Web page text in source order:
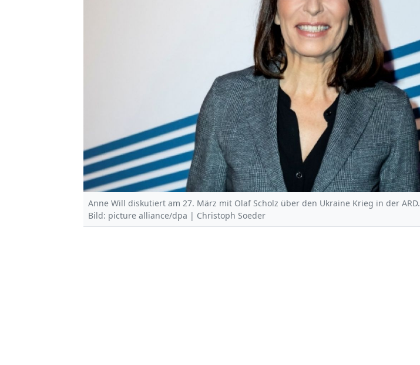
Anne Will diskutiert am 27. März mit Olaf Scholz über den Ukraine Krieg in der ARD.
Bild: picture alliance/dpa | Christoph Soeder